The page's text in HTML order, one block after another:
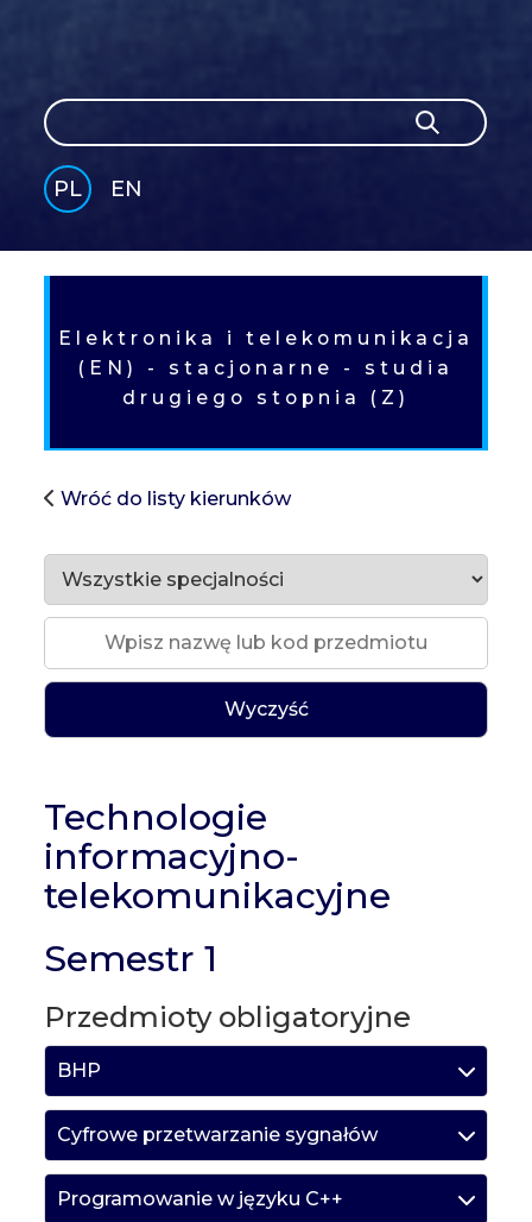
Szukaj
Szukaj
PL
EN
SH
Elektronika i telekomunikacja
(EN) - stacjonarne - studia
drugiego stopnia (Z)
Wróć do listy kierunków
Wyczyść
Technologie
informacyjno-
telekomunikacyjne
Semestr 1
Przedmioty obligatoryjne
BHP
Cyfrowe przetwarzanie sygnałów
Programowanie w języku C++